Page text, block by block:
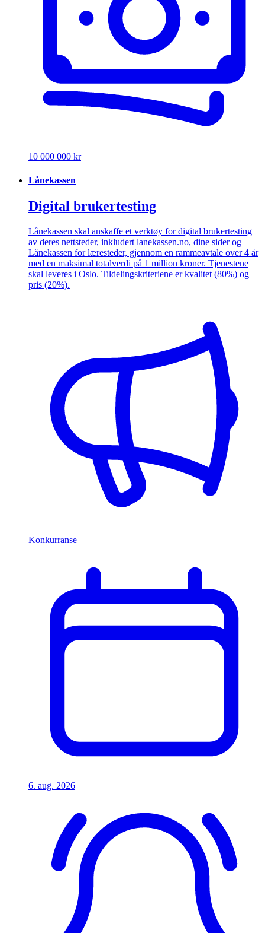
10 000 000 kr
Lånekassen
Digital brukertesting
Lånekassen skal anskaffe et verktøy for digital brukertesting
av deres nettsteder, inkludert lanekassen.no, dine sider og
Lånekassen for læresteder, gjennom en rammeavtale over 4 år
med en maksimal totalverdi på 1 million kroner. Tjenestene
skal leveres i Oslo. Tildelingskriteriene er kvalitet (80%) og
pris (20%).
Konkurranse
6. aug. 2026